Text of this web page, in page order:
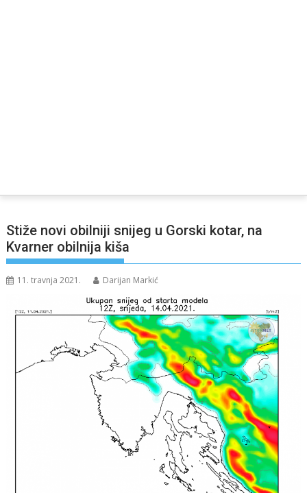
Stiže novi obilniji snijeg u Gorski kotar, na
Kvarner obilnija kiša
11. travnja 2021. Darijan Markić